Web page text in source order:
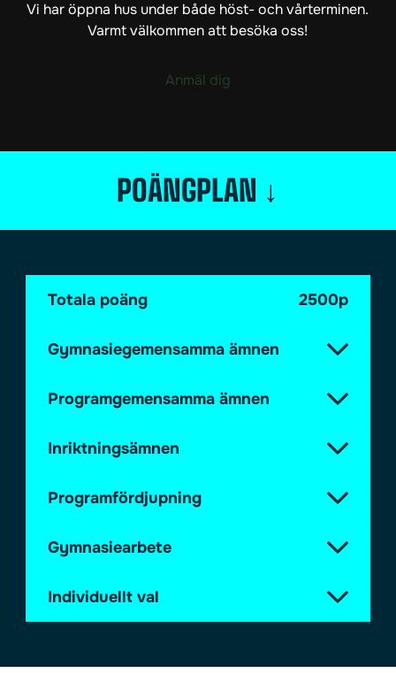
Vi har öppna hus under både höst- och vårterminen.
Varmt välkommen att besöka oss!
Anmäl dig
POÄNGPLAN ↓
Totala poäng 2500p
Gymnasiegemensamma ämnen
Programgemensamma ämnen
Inriktningsämnen
Programfördjupning
Gymnasiearbete
Individuellt val